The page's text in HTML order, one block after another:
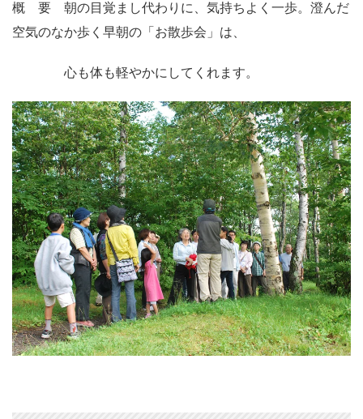
概 要 朝の目覚まし代わりに、気持ちよく一歩。澄んだ
空気のなか歩く早朝の「お散歩会」は、
心も体も軽やかにしてくれます。